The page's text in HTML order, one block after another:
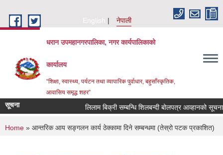
English
नेपाली
धरान उपमहानगरपालिका, नगर कार्यपालिकाको
कार्यालय
“शिक्षा, स्वास्थ्य, पर्यटन तथा व्यापारिक पुर्वाधार, बहुसाँस्कृतिक,
आवासिय समृद्ध शहर”
सूचना लिलाम बिक्री सम्बन्धि शिलबन्दी बोलपत्र आव्हानको
You are here
Home » आन्तरिक आय सङ्गलन कार्य ठेक्कामा दिने सम्बन्धमा (तेस्रो पटक प्रकाशित)